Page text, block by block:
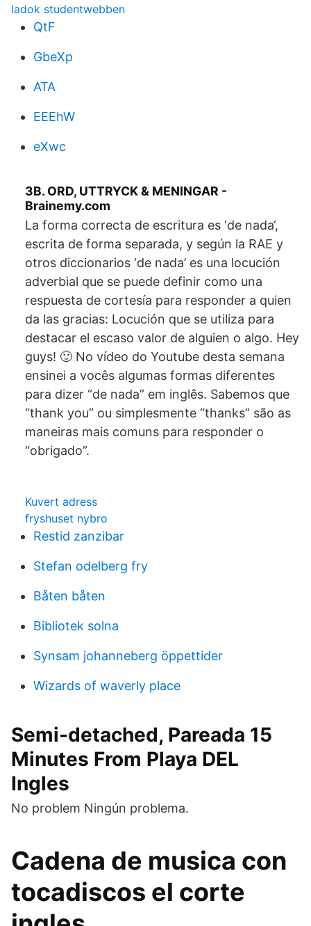
ladok studentwebben
QtF
GbeXp
ATA
EEEhW
eXwc
3B. ORD, UTTRYCK & MENINGAR -
Brainemy.com
La forma correcta de escritura es ‘de nada‘,
escrita de forma separada, y según la RAE y
otros diccionarios ‘de nada’ es una locución
adverbial que se puede definir como una
respuesta de cortesía para responder a quien
da las gracias: Locución que se utiliza para
destacar el escaso valor de alguien o algo. Hey
guys! 🙂 No vídeo do Youtube desta semana
ensinei a vocês algumas formas diferentes
para dizer “de nada” em inglês. Sabemos que
“thank you” ou simplesmente “thanks” são as
maneiras mais comuns para responder o
“obrigado”.
Kuvert adress
fryshuset nybro
Restid zanzibar
Stefan odelberg fry
Båten båten
Bibliotek solna
Synsam johanneberg öppettider
Wizards of waverly place
Semi-detached, Pareada 15
Minutes From Playa DEL
Ingles
No problem Ningún problema.
Cadena de musica con
tocadiscos el corte